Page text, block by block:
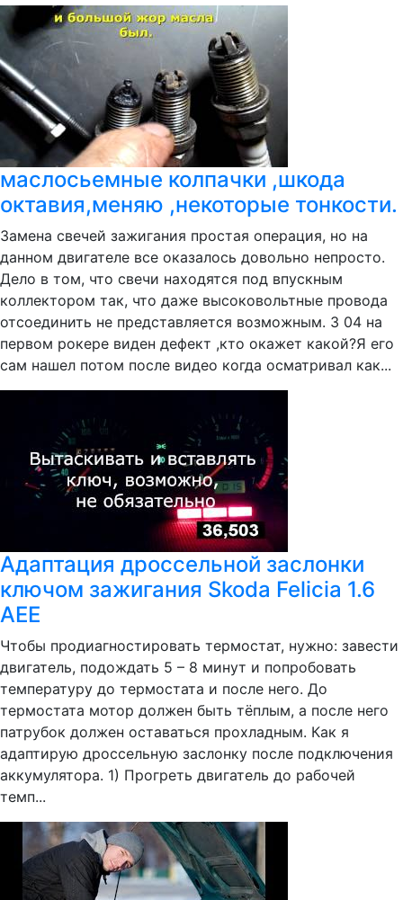
маслосьемные колпачки ,шкода
октавия,меняю ,некоторые тонкости.
Замена свечей зажигания простая операция, но на
данном двигателе все оказалось довольно непросто.
Дело в том, что свечи находятся под впускным
коллектором так, что даже высоковольтные провода
отсоединить не представляется возможным. 3 04 на
первом рокере виден дефект ,кто окажет какой?Я его
сам нашел потом после видео когда осматривал как...
Адаптация дроссельной заслонки
ключом зажигания Skoda Felicia 1.6
AEE
Чтобы продиагностировать термостат, нужно: завести
двигатель, подождать 5 – 8 минут и попробовать
температуру до термостата и после него. До
термостата мотор должен быть тёплым, а после него
патрубок должен оставаться прохладным. Как я
адаптирую дроссельную заслонку после подключения
аккумулятора. 1) Прогреть двигатель до рабочей
темп...